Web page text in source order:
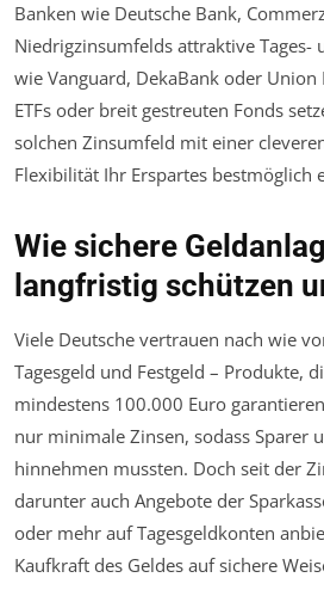
Banken wie Deutsche Bank,
Niedrigzinsumfelds attraktive Tages-
wie Vanguard, DekaBank oder
ETFs oder breit gestreuten Fonds
solchen Zinsumfeld mit einer
Flexibilität Ihr Erspartes bestmöglich
Wie sichere
langfristig schützen
Viele Deutsche vertrauen nach wie
Tagesgeld und Festgeld – Produkte,
mindestens 100.000 Euro
nur minimale Zinsen, sodass Sparer
hinnehmen mussten. Doch seit der
darunter auch Angebote der
oder mehr auf Tagesgeldkonten
Kaufkraft des Geldes auf sichere